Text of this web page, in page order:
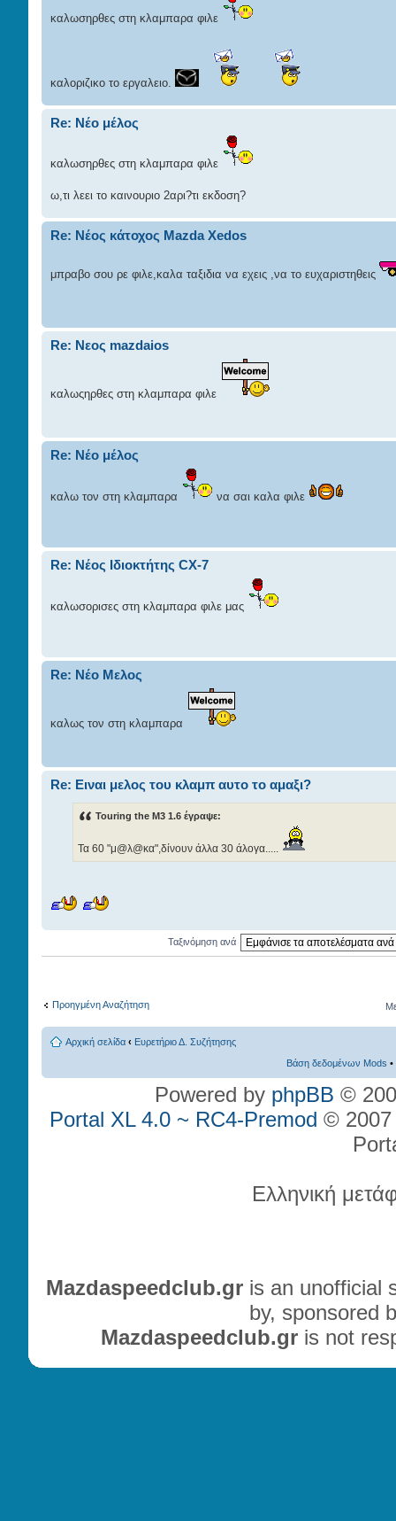
καλωσηρθες στη κλαμπαρα φιλε
καλοριζικο το εργαλειο.
Re: Νέο μέλος
καλωσηρθες στη κλαμπαρα φιλε
ω,τι λεει το καινουριο 2αρι?τι εκδοση?
Re: Νέος κάτοχος Mazda Xedos
μπραβο σου ρε φιλε,καλα ταξιδια να εχεις ,να το ευχαριστηθεις
Re: Νεος mazdaios
καλωςηρθες στη κλαμπαρα φιλε
Re: Νέο μέλος
καλω τον στη κλαμπαρα να σαι καλα φιλε
Re: Νέος Ιδιοκτήτης CX-7
καλωσορισες στη κλαμπαρα φιλε μας
Re: Νέο Μελος
καλως τον στη κλαμπαρα
Re: Eιναι μελος του κλαμπ αυτο το αμαξι?
Touring the M3 1.6 έγραψε:
Τα 60 "μ@λ@κα",δίνουν άλλα 30 άλογα.....
Ταξινόμηση ανά
Προηγμένη Αναζήτηση
Αρχική σελίδα ‹ Ευρετήριο Δ. Συζήτησης
Βάση δεδομένων Mods •
Powered by phpBB ©
Portal XL 4.0 ~ RC4-Premod © 2007
Ελληνική
Mazdaspeedclub.gris an unofficial
by, sponsored
Mazdaspeedclub.gris not